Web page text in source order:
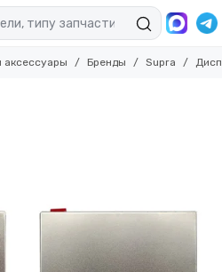
аксессуары Бренды Supra